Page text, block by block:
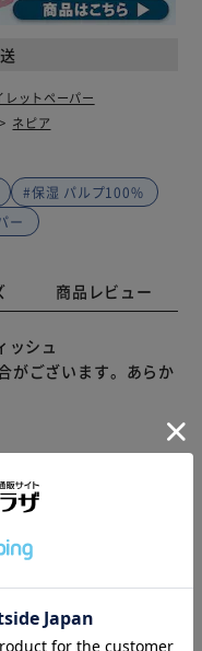
レットペーパー
ネピア
#保湿 パルプ100%
ー
商品レビュー
ッシュ
がございます。あらか
確認及び商品のお届け
ていた場合、キャンセ
ております。
たします。■こちらの
オススメ商品です。